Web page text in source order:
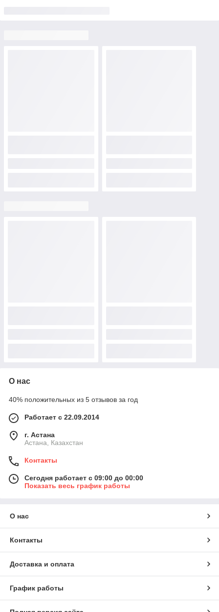
О нас
40% положительных из 5 отзывов за год
Работает с 22.09.2014
г. Астана
Астана, Казахстан
Контакты
Сегодня работает с 09:00 до 00:00
Показать весь график работы
О нас
Контакты
Доставка и оплата
График работы